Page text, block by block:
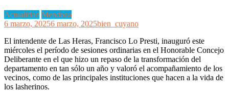
Actualidad Mendoza
6 marzo, 20256 marzo, 2025bien_cuyano
El intendente de Las Heras, Francisco Lo Presti, inauguró este
miércoles el período de sesiones ordinarias en el Honorable Concejo
Deliberante en el que hizo un repaso de la transformación del
departamento en tan sólo un año y valoró el acompañamiento de los
vecinos, como de las principales instituciones que hacen a la vida de
los lasherinos.